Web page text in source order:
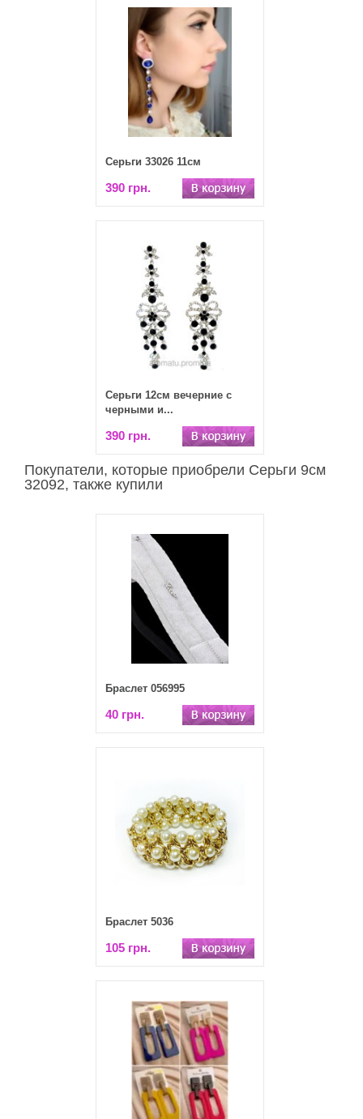
Серьги 33026 11см
390 грн.
Серьги 12см вечерние с
черными и...
390 грн.
Покупатели, которые приобрели Серьги 9см
32092, также купили
Браслет 056995
40 грн.
Браслет 5036
105 грн.